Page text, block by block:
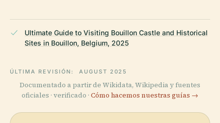
Ultimate Guide to Visiting Bouillon Castle and Historical
Sites in Bouillon, Belgium, 2025
ÚLTIMA REVISIÓN: AUGUST 2025
Documentado a partir de Wikidata, Wikipedia y fuentes
oficiales · verificado · Cómo hacemos nuestras guías →